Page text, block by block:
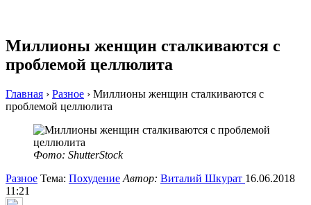
Миллионы женщин сталкиваются с
проблемой целлюлита
Главная › Разное › Миллионы женщин сталкиваются с
проблемой целлюлита
Фото: ShutterStock
Разное Тема: Похудение Автор: Виталий Шкурат 16.06.2018
11:21